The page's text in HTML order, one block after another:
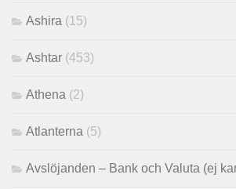
Ashira (15)
Ashtar (453)
Athena (2)
Atlanterna (5)
Avslöjanden – Bank och Valuta (ej